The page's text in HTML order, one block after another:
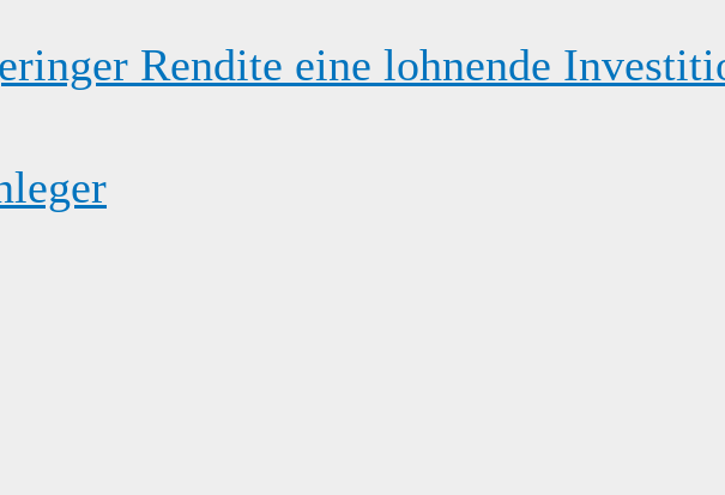
Rendite eine lohnende